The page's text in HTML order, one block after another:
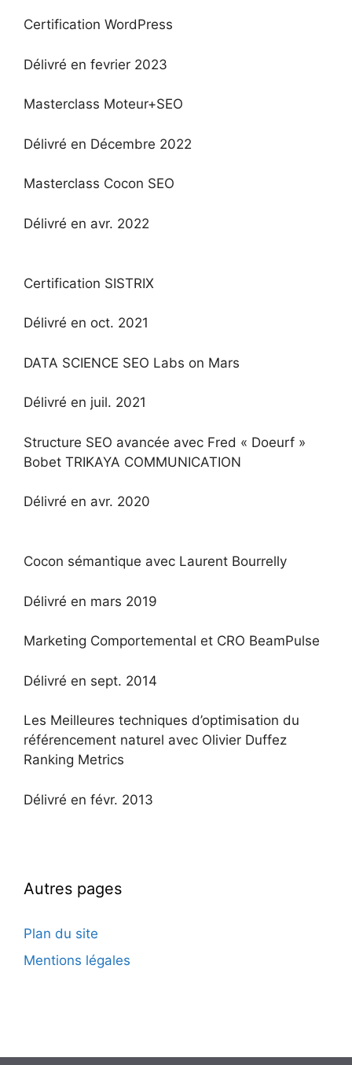
Certification WordPress
Délivré en fevrier 2023
Masterclass Moteur+SEO
Délivré en Décembre 2022
Masterclass Cocon SEO
Délivré en avr. 2022
Certification SISTRIX
Délivré en oct. 2021
DATA SCIENCE SEO Labs on Mars
Délivré en juil. 2021
Structure SEO avancée avec Fred « Doeurf »
Bobet TRIKAYA COMMUNICATION
Délivré en avr. 2020
Cocon sémantique avec Laurent Bourrelly
Délivré en mars 2019
Marketing Comportemental et CRO BeamPulse
Délivré en sept. 2014
Les Meilleures techniques d’optimisation du
référencement naturel avec Olivier Duffez
Ranking Metrics
Délivré en févr. 2013
Autres pages
Plan du site
Mentions légales